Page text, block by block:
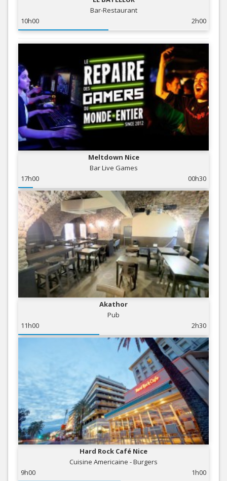
Bar-Restaurant
10h00
2h00
Meltdown Nice
Bar Live Games
17h00
00h30
Akathor
Pub
11h00
2h30
Hard Rock Café Nice
Cuisine Americaine - Burgers
9h00
1h00